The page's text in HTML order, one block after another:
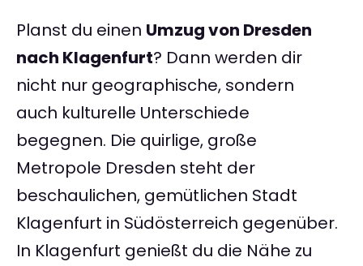
Planst du einen Umzug von Dresden
nach Klagenfurt? Dann werden dir
nicht nur geographische, sondern
auch kulturelle Unterschiede
begegnen. Die quirlige, große
Metropole Dresden steht der
beschaulichen, gemütlichen Stadt
Klagenfurt in Südösterreich gegenüber.
In Klagenfurt genießt du die Nähe zu